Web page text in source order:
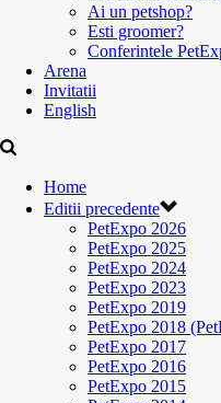
Ai un petshop?
Esti groomer?
Conferintele
Arena
Invitatii
English
Home
Editii precedente
PetExpo 2026
PetExpo 2025
PetExpo 2024
PetExpo 2023
PetExpo 2019
PetExpo 2018
PetExpo 2017
PetExpo 2016
PetExpo 2015